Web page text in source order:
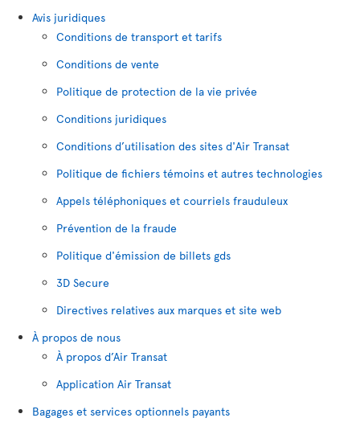
Avis juridiques
Conditions de transport et tarifs
Conditions de vente
Politique de protection de la vie privée
Conditions juridiques
Conditions d’utilisation des sites d'Air Transat
Politique de fichiers témoins et autres technologies
Appels téléphoniques et courriels frauduleux
Prévention de la fraude
Politique d'émission de billets gds
3D Secure
Directives relatives aux marques et site web
À propos de nous
À propos d’Air Transat
Application Air Transat
Bagages et services optionnels payants